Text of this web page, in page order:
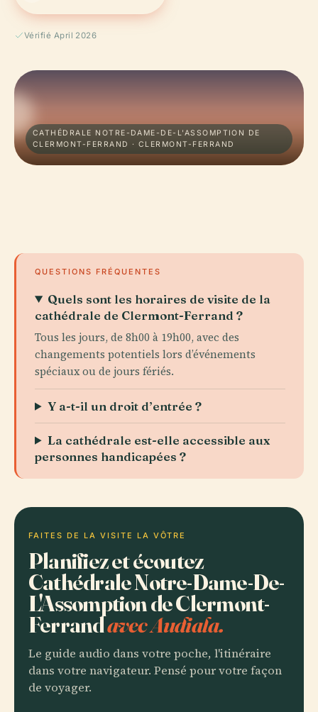
Vérifié April 2026
CATHÉDRALE NOTRE-DAME-DE-L'ASSOMPTION DE
CLERMONT-FERRAND · CLERMONT-FERRAND
QUESTIONS FRÉQUENTES
Quels sont les horaires de visite de la
cathédrale de Clermont-Ferrand ?
Tous les jours, de 8h00 à 19h00, avec des
changements potentiels lors d’événements
spéciaux ou de jours fériés.
Y a-t-il un droit d’entrée ?
La cathédrale est-elle accessible aux
personnes handicapées ?
FAITES DE LA VISITE LA VÔTRE
Planifiez et écoutez
Cathédrale Notre-Dame-De-
L'Assomption de Clermont-
Ferrandavec Audiala.
Le guide audio dans votre poche, l'itinéraire
dans votre navigateur. Pensé pour votre façon
de voyager.